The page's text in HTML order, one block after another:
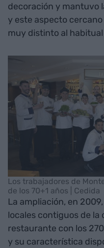
decoración y mantuvo
y este aspecto
muy distinto al habitual
Los trabajadores de
de los 70+1 años | Cedida
La ampliación, en
locales contiguos de la
restaurante con los
y su característica